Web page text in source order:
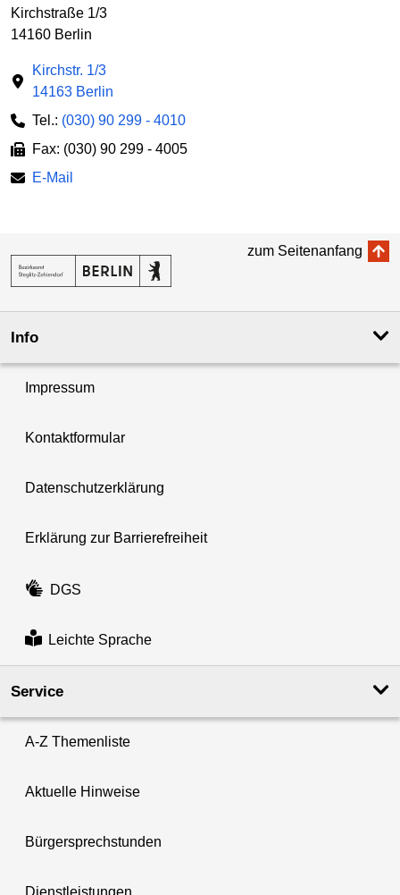
Kirchstraße 1/3
14160 Berlin
Kirchstr. 1/3
14163 Berlin
Tel.: (030) 90 299 - 4010
Fax: (030) 90 299 - 4005
E-Mail
zum Seitenanfang
Info
Impressum
Kontaktformular
Datenschutzerklärung
Erklärung zur Barrierefreiheit
DGS
Leichte Sprache
Service
A-Z Themenliste
Aktuelle Hinweise
Bürgersprechstunden